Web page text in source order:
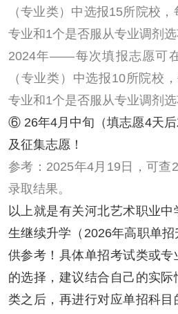
（专业类）中选报15所院校
专业和1个是否服从专业调剂选
2024年——每次填报志愿可
（专业类）中选报10所院校
专业和1个是否服从专业调剂选
⑥ 26年4月中旬（填志愿4天
及征集志愿！
参考：2025年4月19日，可查
录取结果。
以上就是有关河北艺术职业
生继续升学（ 2026年高职单招
供参考！具体单招考试类或
的选择，建议结合自己的实
类之后，再进行对应单招科